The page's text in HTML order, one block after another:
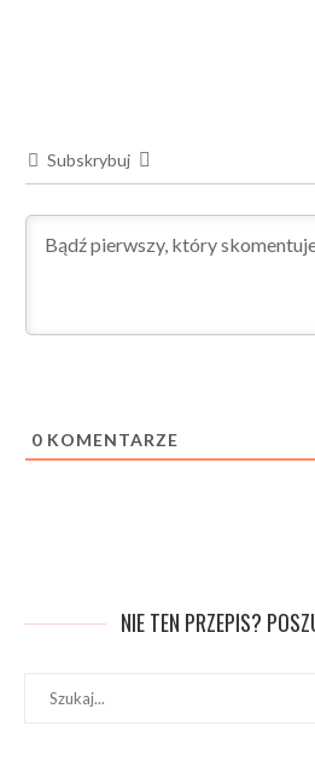
Subskrybuj
0 KOMENTARZE
NIE TEN PRZEPIS?